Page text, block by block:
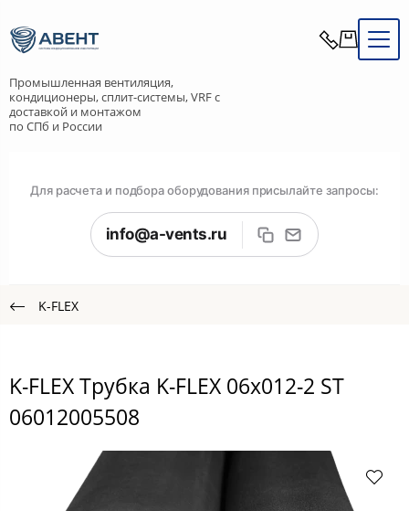
Промышленная вентиляция,
кондиционеры, сплит-системы, VRF с
доставкой и монтажом
по СПб и России
Для расчета и подбора оборудования присылайте запросы:
info@a-vents.ru
K-FLEX
K-FLEX Трубка K-FLEX 06x012-2 ST
06012005508